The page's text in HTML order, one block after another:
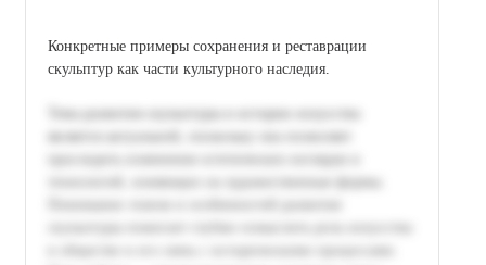
Конкретные примеры сохранения и реставрации
скульптур как части культурного наследия.